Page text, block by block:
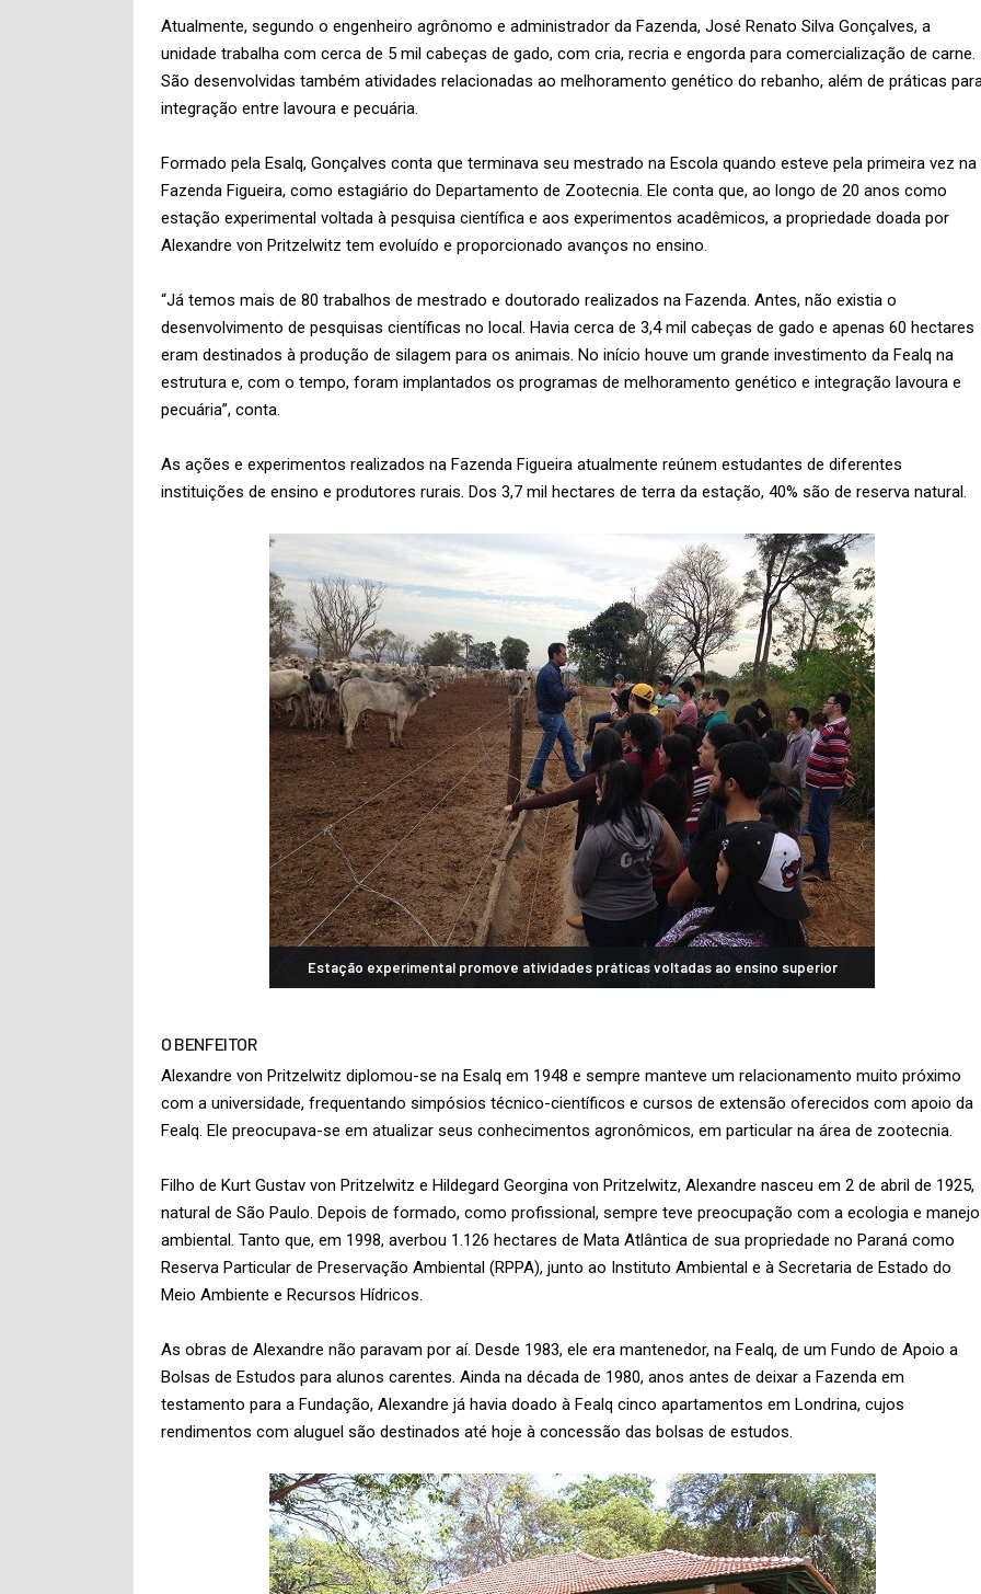
Atualmente, segundo o engenheiro agrônomo e administrador da Fazenda, José Renato Silva Gonçalves, a
unidade trabalha com cerca de 5 mil cabeças de gado, com cria, recria e engorda para comercialização de carne.
São desenvolvidas também atividades relacionadas ao melhoramento genético do rebanho, além de práticas
integração entre lavoura e pecuária.
Formado pela Esalq, Gonçalves conta que terminava seu mestrado na Escola quando esteve pela primeira vez na
Fazenda Figueira, como estagiário do Departamento de Zootecnia. Ele conta que, ao longo de 20 anos como
estação experimental voltada à pesquisa científica e aos experimentos acadêmicos, a propriedade doada por
Alexandre von Pritzelwitz tem evoluído e proporcionado avanços no ensino.
“Já temos mais de 80 trabalhos de mestrado e doutorado realizados na Fazenda. Antes, não existia o
desenvolvimento de pesquisas científicas no local. Havia cerca de 3,4 mil cabeças de gado e apenas 60 hectares
eram destinados à produção de silagem para os animais. No início houve um grande investimento da Fealq na
estrutura e, com o tempo, foram implantados os programas de melhoramento genético e integração lavoura e
pecuária”, conta.
As ações e experimentos realizados na Fazenda Figueira atualmente reúnem estudantes de diferentes
instituições de ensino e produtores rurais. Dos 3,7 mil hectares de terra da estação, 40% são de reserva natural.
Estação experimental promove atividades práticas voltadas ao ensino superior
O BENFEITOR
Alexandre von Pritzelwitz diplomou-se na Esalq em 1948 e sempre manteve um relacionamento muito próximo
com a universidade, frequentando simpósios técnico-científicos e cursos de extensão oferecidos com apoio da
Fealq. Ele preocupava-se em atualizar seus conhecimentos agronômicos, em particular na área de zootecnia.
Filho de Kurt Gustav von Pritzelwitz e Hildegard Georgina von Pritzelwitz, Alexandre nasceu em 2 de abril de 1925,
natural de São Paulo. Depois de formado, como profissional, sempre teve preocupação com a ecologia e manejo
ambiental. Tanto que, em 1998, averbou 1.126 hectares de Mata Atlântica de sua propriedade no Paraná como
Reserva Particular de Preservação Ambiental (RPPA), junto ao Instituto Ambiental e à Secretaria de Estado do
Meio Ambiente e Recursos Hídricos.
As obras de Alexandre não paravam por aí. Desde 1983, ele era mantenedor, na Fealq, de um Fundo de Apoio a
Bolsas de Estudos para alunos carentes. Ainda na década de 1980, anos antes de deixar a Fazenda em
testamento para a Fundação, Alexandre já havia doado à Fealq cinco apartamentos em Londrina, cujos
rendimentos com aluguel são destinados até hoje à concessão das bolsas de estudos.